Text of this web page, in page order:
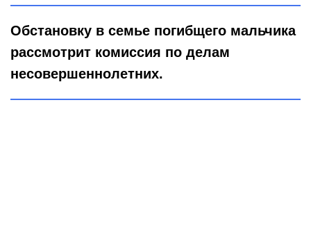
Обстановку в семье погибщего мальчика
рассмотрит комиссия по делам
несовершеннолетних.